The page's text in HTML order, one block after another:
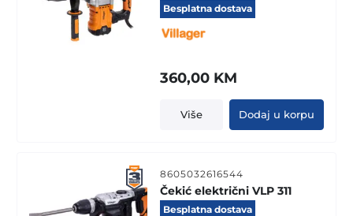
Besplatna dostava
360,00 KM
Više Dodaj u korpu
8605032616544
Čekić električni VLP 311
Besplatna dostava